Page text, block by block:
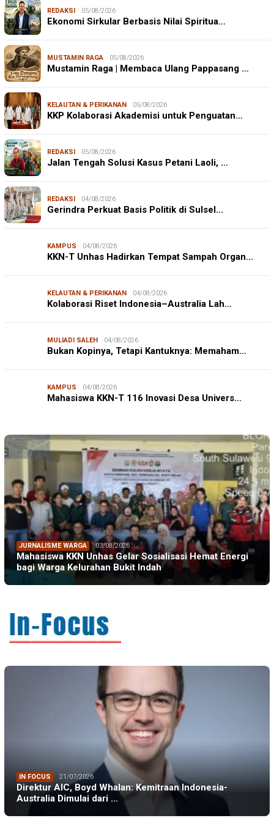
REDAKSI 05/08/2026
Ekonomi Sirkular Berbasis Nilai Spiritua…
MUSTAMIN RAGA 05/08/2026
Mustamin Raga | Membaca Ulang Pappasang …
KELAUTAN & PERIKANAN 05/08/2026
KKP Kolaborasi Akademisi untuk Penguatan…
REDAKSI 05/08/2026
Jalan Tengah Solusi Kasus Petani Laoli, …
REDAKSI 04/08/2026
Gerindra Perkuat Basis Politik di Sulsel…
KAMPUS 04/08/2026
KKN-T Unhas Hadirkan Tempat Sampah Organ…
KELAUTAN & PERIKANAN 04/08/2026
Kolaborasi Riset Indonesia–Australia Lah…
MULIADI SALEH 04/08/2026
Bukan Kopinya, Tetapi Kantuknya: Memaham…
KAMPUS 04/08/2026
Mahasiswa KKN-T 116 Inovasi Desa Univers…
JURNALISME WARGA 03/08/2026
Mahasiswa KKN Unhas Gelar Sosialisasi Hemat Energi
bagi Warga Kelurahan Bukit Indah
IN FOCUS 21/07/2026
Direktur AIC, Boyd Whalan: Kemitraan Indonesia-
Australia Dimulai dari …